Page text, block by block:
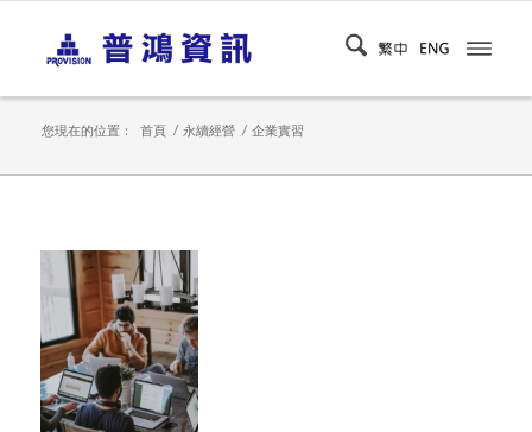
您現在的位置： 首頁 / 永續經營 / 企業實習